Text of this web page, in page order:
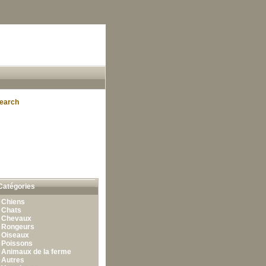
Chiens
Chats
Chevaux
Rongeurs
Oiseaux
Poissons
Animaux de la ferme
Autres